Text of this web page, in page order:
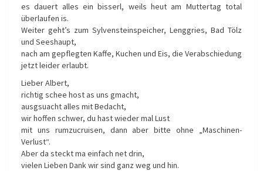
es dauert alles ein bisserl, weils heut am Muttertag total
überlaufen is.
Weiter geht’s zum Sylvensteinspeicher, Lenggries, Bad Tölz
und Seeshaupt,
nach am gepflegten Kaffe, Kuchen und Eis, die Verabschiedung
jetzt leider erlaubt.
Lieber Albert,
richtig schee host as uns gmacht,
ausgsuacht alles mit Bedacht,
wir hoffen schwer, du hast wieder mal Lust
mit uns rumzucruisen, dann aber bitte ohne „Maschinen-
Verlust“.
Aber da steckt ma einfach net drin,
vielen Lieben Dank wir sind ganz weg und hin.